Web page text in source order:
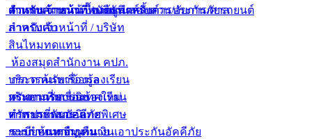
ตัวแทน/นายหน้า ขายยูนิตส์ลิ้งค์
สำหรับเจ้าหน้าที่ / บริษัท
สำหรับเจ้าหน้าที่พนักงานสอบสวน/อัยการ/ศาล
สำหรับเจ้าหน้าที่ / บริษัท
ตารางคำนวณเบื้องต้นสำหรับการประกันภัยรถยนต์
ภาคบังคับ
สินไหมทดแทน
ห้องสมุดสำนักงาน คปภ.
บริการค้นหาข้อมูล
ทรัพยากรสารนิเทศใหม่
ทรัพยากรสารนิเทศพิเศษ
ระเบียบการยืม-คืน
กระดานรับเรื่องร้องเรียน
กระดานรับเรื่องร้องเรียน
คำถามที่พบบ่อย
คำถามที่พบบ่อย
การประกันอัคคีภัย
การกำหนดจำนวนเงินเอาประกันอัคคีภัย
ระบบค้นหากฏหมาย